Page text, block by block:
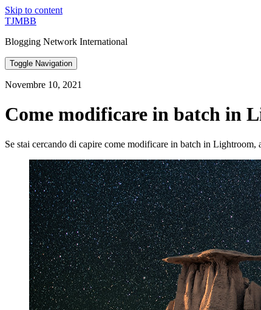
Skip to content
TJMBB
Blogging Network International
Toggle Navigation
Novembre 10, 2021
Come modificare in batch in
Se stai cercando di capire come modificare in batch in Lightroom,